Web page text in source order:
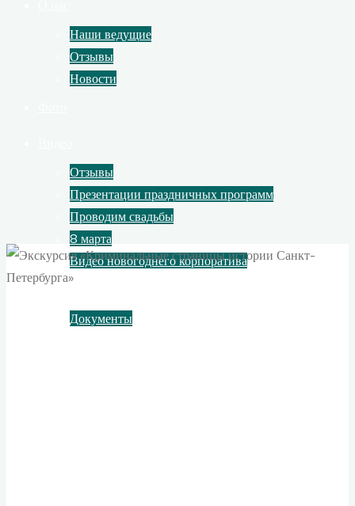
Наши ведущие
Отзывы
Новости
Отзывы
Презентации праздничных программ
Проводим свадьбы
8 марта
Видео новогоднего корпоратива
Контакты
Документы